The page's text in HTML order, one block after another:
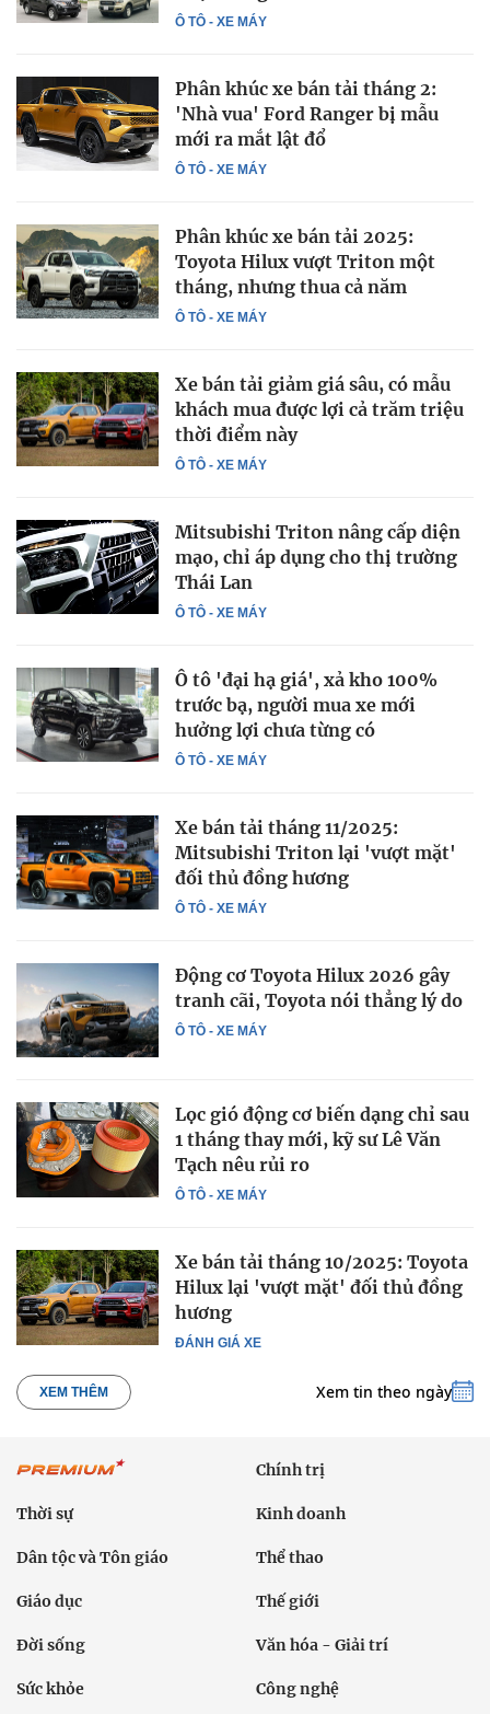
Ô TÔ - XE MÁY
Ô TÔ - XE MÁY
Phân khúc xe bán tải tháng 2:
'Nhà vua' Ford Ranger bị mẫu
mới ra mắt lật đổ
Ô TÔ - XE MÁY
Phân khúc xe bán tải 2025:
Toyota Hilux vượt Triton một
tháng, nhưng thua cả năm
Ô TÔ - XE MÁY
Xe bán tải giảm giá sâu, có mẫu
khách mua được lợi cả trăm triệu
thời điểm này
Ô TÔ - XE MÁY
Mitsubishi Triton nâng cấp diện
mạo, chỉ áp dụng cho thị trường
Thái Lan
Ô TÔ - XE MÁY
Ô tô 'đại hạ giá', xả kho 100%
trước bạ, người mua xe mới
hưởng lợi chưa từng có
Ô TÔ - XE MÁY
Xe bán tải tháng 11/2025:
Mitsubishi Triton lại 'vượt mặt'
đối thủ đồng hương
Ô TÔ - XE MÁY
Động cơ Toyota Hilux 2026 gây
tranh cãi, Toyota nói thẳng lý do
Ô TÔ - XE MÁY
Lọc gió động cơ biến dạng chỉ sau
1 tháng thay mới, kỹ sư Lê Văn
Tạch nêu rủi ro
ĐÁNH GIÁ XE
Xe bán tải tháng 10/2025: Toyota
Hilux lại 'vượt mặt' đối thủ đồng
hương
XEM THÊM Xem tin theo ngày
Chính trị
Thời sự Kinh doanh
Dân tộc và Tôn giáo Thể thao
Giáo dục Thế giới
Đời sống Văn hóa - Giải trí
Sức khỏe Công nghệ